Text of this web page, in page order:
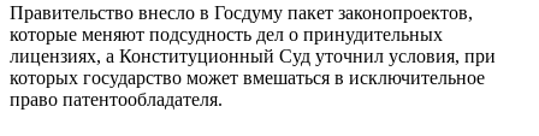
Правительство внесло в Госдуму пакет законопроектов,
которые меняют подсудность дел о принудительных
лицензиях, а Конституционный Суд уточнил условия, при
которых государство может вмешаться в исключительное
право патентообладателя.